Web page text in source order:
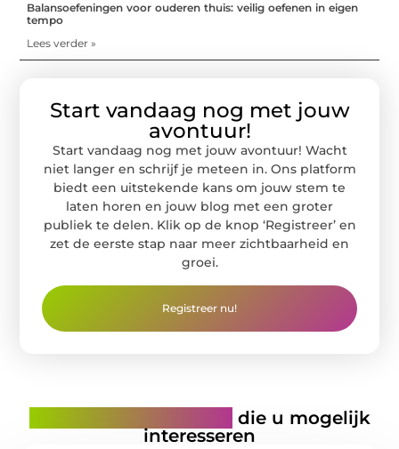
Balansoefeningen voor ouderen thuis: veilig oefenen in eigen
tempo
Lees verder »
Start vandaag nog met jouw
avontuur!
Start vandaag nog met jouw avontuur! Wacht
niet langer en schrijf je meteen in. Ons platform
biedt een uitstekende kans om jouw stem te
laten horen en jouw blog met een groter
publiek te delen. Klik op de knop ‘Registreer’ en
zet de eerste stap naar meer zichtbaarheid en
groei.
Registreer nu!
die u mogelijk
interesseren